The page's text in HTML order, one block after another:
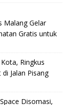
Malang Gelar
Gratis untuk
Ringkus
Jalan Pisang
Disomasi,